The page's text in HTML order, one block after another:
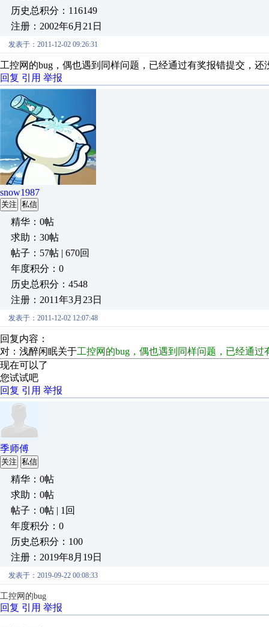
历史总积分：116149
注册：2002年6月21日
发表于：2011-12-02 09:26:31
工控网的bug，偶也遇到同样问题，已经通过有奖报错提交，还
回复 引用 举报
snow1987
关注 私信
精华：0帖
求助：30帖
帖子：57帖 | 670回
年度积分：0
历史总积分：4548
注册：2011年3月23日
发表于：2011-12-02 12:07:48
回复内容：
对：浅醉闲眠关于工控网的bug，偶也遇到同样问题，已经通
现在可以了
您试试吧
回复 引用 举报
季师傅
关注 私信
精华：0帖
求助：0帖
帖子：0帖 | 1回
年度积分：0
历史总积分：100
注册：2019年8月19日
发表于：2019-09-22 00:08:33
工控网的bug
回复 引用 举报